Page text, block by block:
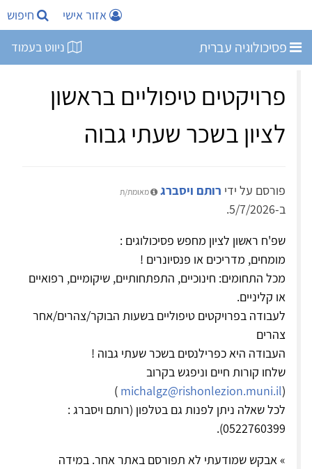
אזור אישי חיפוש
פסיכולוגיה עברית ניווט בעמוד
פרויקטים טיפוליים בראשון
לציון בשכר שעתי גבוה
פורסם על ידי רותם ויסברג מאומת/ת
ב-5/7/2026.
שפ'ח ראשון לציון מחפש פסיכולוגים :
מומחים, מדריכים או פנסיונרים !
מכל התחומים: חינוכיים, התפתחותיים, שיקומיים, רפואיים
או קליניים.
לעבודה בפרויקטים טיפוליים בשעות הבוקר/צהרים/אחר
צהרים
העבודה היא כפרילנסים בשכר שעתי גבוה !
שלחו קורות חיים וניפגש בקרוב
(
michalgz@rishonlezion.muni.il
)
לכל שאלה ניתן לפנות גם בטלפון (רותם ויסברג :
0522760399).
» אבקש שמודעתי לא תפורסם באתר אחר. במידה